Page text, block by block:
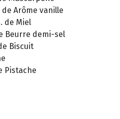
de Arôme vanille
de Miel
Beurre demi-sel
Biscuit
Pistache